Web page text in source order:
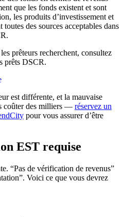
que les fonds existent et sont
les produits d’investissement et
des sources acceptables dans
prêteurs recherchent, consultez
prêts DSCR.
est différente, et la mauvaise
coûter des milliers — réservez un
pour vous assurer d’être
EST requise
“Pas de vérification de revenus”
Voici ce que vous devrez